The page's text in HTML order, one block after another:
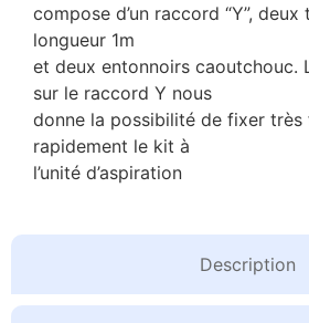
Description
compose d’un raccord “Y”,
longueur 1m
et deux entonnoirs caoutchouc.
sur le raccord Y nous
donne la possibilité de fixer
rapidement le kit à
l’unité d’aspiration